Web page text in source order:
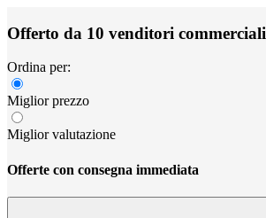
Offerto da 10 venditori commerciali
Ordina per:
Miglior prezzo
Miglior valutazione
Offerte con consegna immediata